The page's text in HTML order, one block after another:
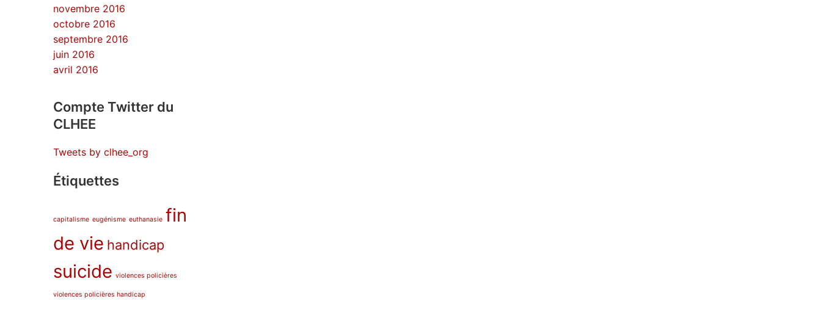
novembre 2016
octobre 2016
septembre 2016
juin 2016
avril 2016
Compte Twitter du
CLHEE
Tweets by clhee_org
Étiquettes
capitalisme eugénisme euthanasie fin
de vie handicap
suicide violences policières
violences policières handicap